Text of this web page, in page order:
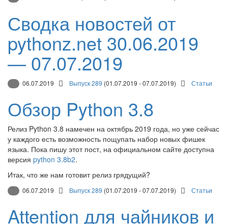
Сводка новостей от
pythonz.net 30.06.2019
— 07.07.2019
06.07.2019 Выпуск 289 (01.07.2019 - 07.07.2019) Статьи
Обзор Python 3.8
Релиз Python 3.8 намечен на октябрь 2019 года, но уже сейчас
у каждого есть возможность пощупать набор новых фишек
языка. Пока пишу этот пост, на официальном сайте доступна
версия python 3.8b2.
Итак, что же нам готовит релиз грядущий?
06.07.2019 Выпуск 289 (01.07.2019 - 07.07.2019) Статьи
Attention для чайников и